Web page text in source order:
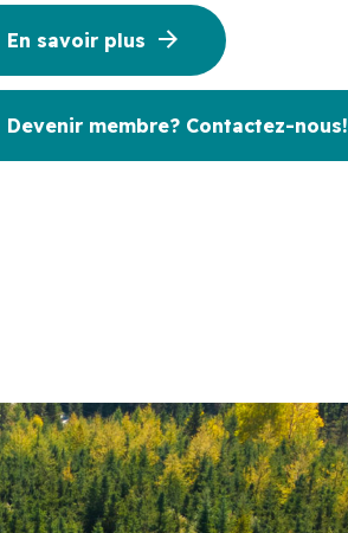
En savoir plus
Devenir membre? Contactez-nous!